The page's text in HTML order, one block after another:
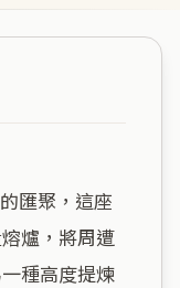
爐，將周遭
種高度提煉